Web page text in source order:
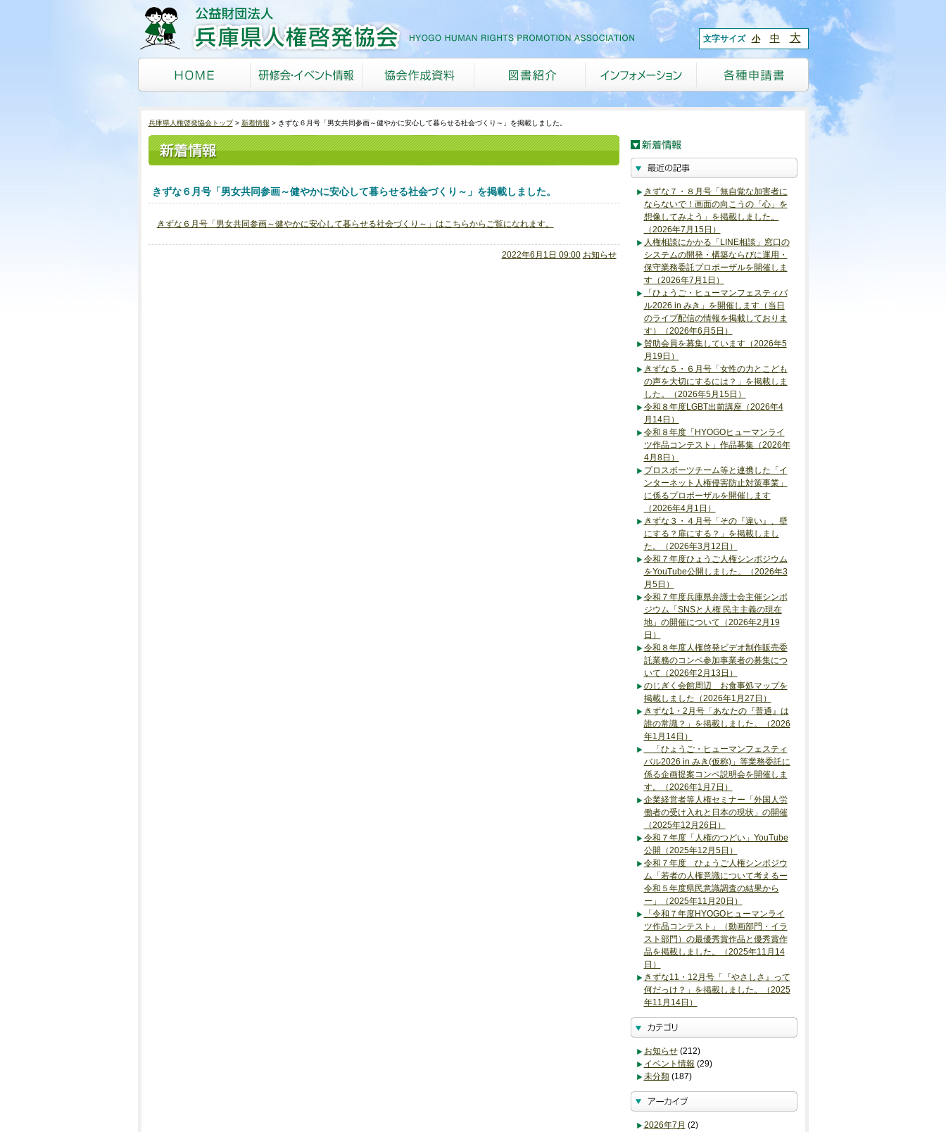
文字サイズ 小 中 大
兵庫県人権啓発協会トップ 新着情報 きずな６月号「男女共同参画～健やかに安心して暮らせる社会づくり～」を掲載しました。
きずな６月号「男女共同参画～健やかに安心して暮らせる社会づくり～」を掲載しました。
きずな６月号「男女共同参画～健やかに安心して暮らせる社会づくり～」はこちらからご覧になれます。
2022年6月1日 09:00 お知らせ
きずな７・８月号「無自覚な加害者に
ならないで！画面の向こうの「心」を
想像してみよう」を掲載しました。
（2026年7月15日）
人権相談にかかる「LINE相談」窓口の
システムの開発・構築ならびに運用・
保守業務委託プロポーザルを開催しま
す（2026年7月1日）
「ひょうご・ヒューマンフェスティバ
ル2026 in みき」を開催します（当日
のライブ配信の情報を掲載しておりま
す）（2026年6月5日）
賛助会員を募集しています（2026年5
月19日）
きずな５・６月号「女性の力とこども
の声を大切にするには？」を掲載しま
した。（2026年5月15日）
令和８年度LGBT出前講座（2026年4
月14日）
令和８年度「HYOGOヒューマンライ
ツ作品コンテスト」作品募集（2026年
4月8日）
プロスポーツチーム等と連携した「イ
ンターネット人権侵害防止対策事業」
に係るプロポーザルを開催します
（2026年4月1日）
きずな３・４月号「その『違い』、壁
にする？扉にする？」を掲載しまし
た。（2026年3月12日）
令和７年度ひょうご人権シンポジウム
をYouTube公開しました。（2026年3
月5日）
令和７年度兵庫県弁護士会主催シンポ
ジウム「SNSと人権 民主主義の現在
地」の開催について（2026年2月19
日）
令和８年度人権啓発ビデオ制作販売委
託業務のコンペ参加事業者の募集につ
いて（2026年2月13日）
のじぎく会館周辺 お食事処マップを
掲載しました（2026年1月27日）
きずな1・2月号「あなたの『普通』は
誰の常識？」を掲載しました。（2026
年1月14日）
「ひょうご・ヒューマンフェスティ
バル2026 in みき(仮称)」等業務委託に
係る企画提案コンペ説明会を開催しま
す。（2026年1月7日）
企業経営者等人権セミナー「外国人労
働者の受け入れと日本の現状」の開催
（2025年12月26日）
令和７年度「人権のつどい」YouTube
公開（2025年12月5日）
令和７年度 ひょうご人権シンポジウ
ム「若者の人権意識について考えるー
令和５年度県民意識調査の結果から
ー」（2025年11月20日）
「令和７年度HYOGOヒューマンライ
ツ作品コンテスト」（動画部門・イラ
スト部門）の最優秀賞作品と優秀賞作
品を掲載しました。（2025年11月14
日）
きずな11・12月号「『やさしさ』って
何だっけ？」を掲載しました。（2025
年11月14日）
お知らせ(212)
イベント情報 (29)
未分類(187)
2026年7月 (2)